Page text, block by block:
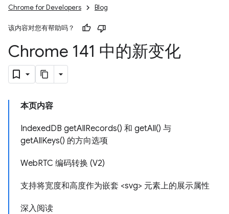
Chrome for Developers Blog
该内容对您有帮助吗？
Chrome 141 中的新变化
本页内容
IndexedDB getAllRecords() 和 getAll() 与
getAllKeys() 的方向选项
WebRTC 编码转换 (V2)
支持将宽度和高度作为嵌套 <svg> 元素上的展示属性
深入阅读